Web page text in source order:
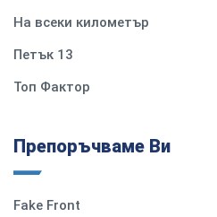
На всеки километър
Петък 13
Топ Фактор
Препоръчваме Ви
Fake Front